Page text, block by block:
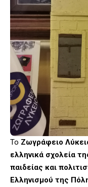
Το Ζωγράφειο
ελληνικά σχολεία
παιδείας και
Ελληνισμού της